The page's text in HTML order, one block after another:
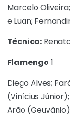
Marcelo
e Luan;
Técnico:
Flamengo 1
Diego Alves;
(Vinícius
Arão